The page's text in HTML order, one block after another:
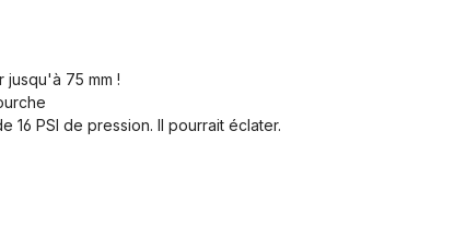
75 mm !
16 PSI de pression. Il pourrait éclater.